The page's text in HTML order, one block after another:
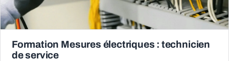
Formation Mesures électriques : technicien
de service